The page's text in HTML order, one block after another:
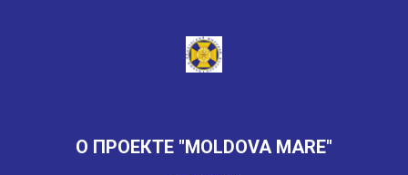
О ПРОЕКТЕ "MOLDOVA MARE"